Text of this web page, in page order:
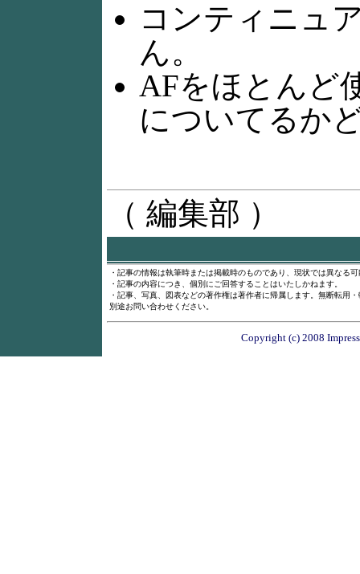
コンティニュ
ん。
AFをほとん
についてるか
（ 編集部 ）
・記事の情報は執筆時または掲載時のものであり、現状では異なる
・記事の内容につき、個別にご回答することはいたしかねます。
・記事、写真、図表などの著作権は著作者に帰属します。無断転用
別途お問い合わせください。
Copyright (c) 2008